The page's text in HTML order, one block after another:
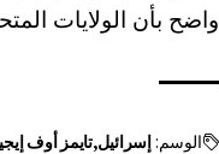
واضح بأن الولايات
الوسم: إسرائيل تايمز أوف